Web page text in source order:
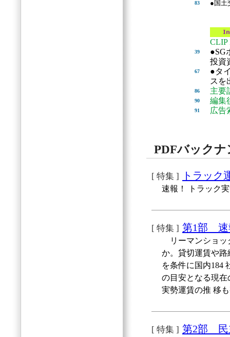
83 ●国
CLIP
39
●SG
投資
67
●タ
スを
86 主要
90 編集
91 広告
PDFバックナ
[ 特集 ] トラック
速報！ トラック
[ 特集 ] 第1部 速
リーマンショッ
か。貸切運賃や
を条件に国内184
の目安となる現
実勢運賃の推 移
[ 特集 ] 第2部 民